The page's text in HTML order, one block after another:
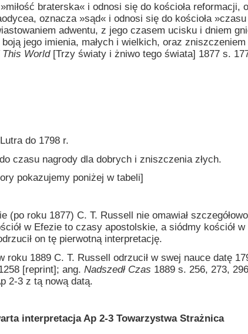
braterska« i odnosi się do kościoła reformacji,
oznacza »sąd« i odnosi się do kościoła
adwentu, z jego czasem ucisku i dniem
jego imienia, małych i wielkich, oraz
World[Trzy światy i żniwo tego świata] 1877 s.
do 1798 r.
nagrody dla dobrych i zniszczenia złych.
pokazujemy poniżej w tabeli]
roku 1877) C. T. Russell nie omawiał
w Efezie to czasy apostolskie, a siódmy kościół
on tę pierwotną interpretację.
1889 C. T. Russell odrzucił w swej nauce datę
[reprint]; ang. Nadszedł Czas 1889 s. 256, 273,
2-3 z tą nową datą.
interpretacja Ap 2-3 Towarzystwa Strażnica